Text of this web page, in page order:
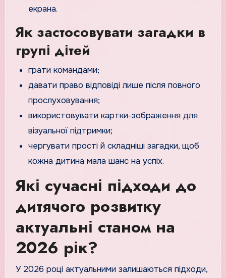
екрана.
Як застосовувати загадки в
групі дітей
грати командами;
давати право відповіді лише після повного
прослуховування;
використовувати картки-зображення для
візуальної підтримки;
чергувати прості й складніші загадки, щоб
кожна дитина мала шанс на успіх.
Які сучасні підходи до
дитячого розвитку
актуальні станом на
2026 рік?
У 2026 році актуальними залишаються підходи,